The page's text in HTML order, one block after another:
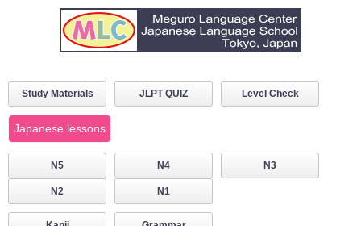
Study Materials JLPT QUIZ Level Check
Japanese lessons
N5 N4 N3
N2 N1